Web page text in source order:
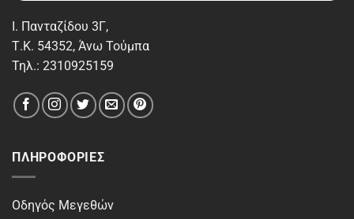
Ι. Πανταζίδου 3Γ,
Τ.Κ. 54352, Άνω Τούμπα
Τηλ.: 2310925159
ΠΛΗΡΟΦΟΡΊΕΣ
Οδηγός Μεγεθών